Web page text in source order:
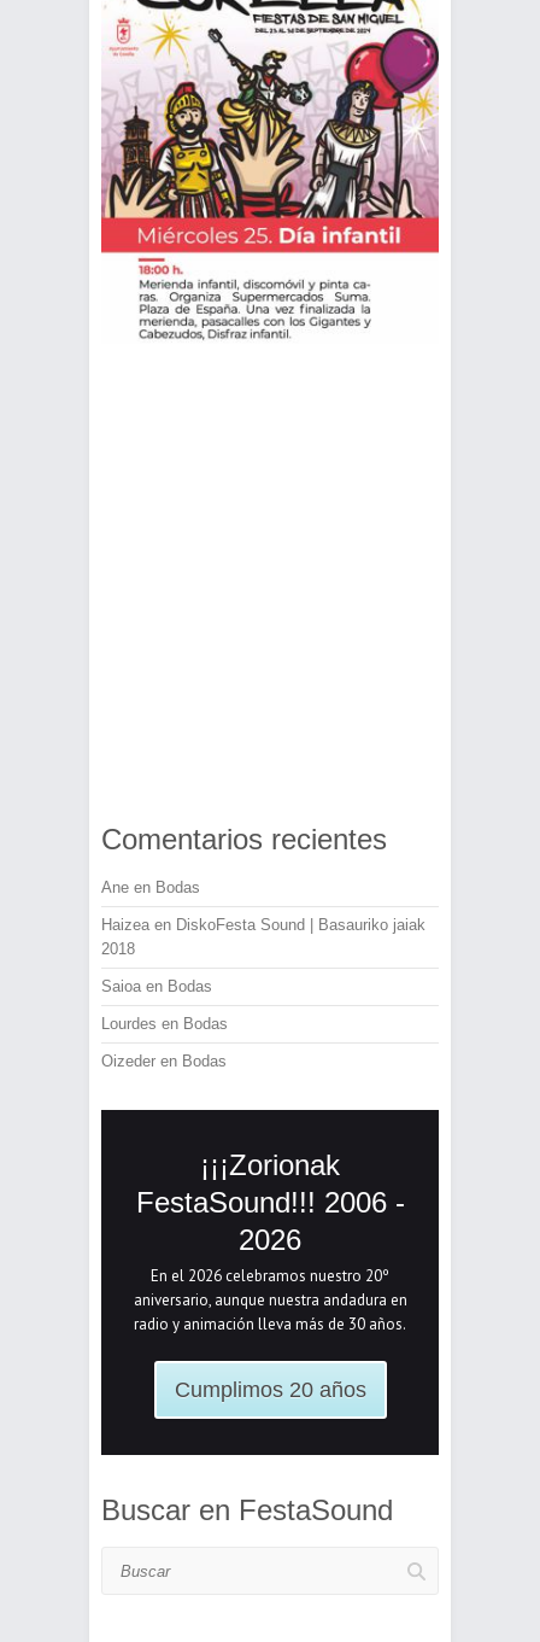
Comentarios recientes
Ane en Bodas
Haizea en DiskoFesta Sound | Basauriko jaiak
2018
Saioa en Bodas
Lourdes en Bodas
Oizeder en Bodas
¡¡¡Zorionak
FestaSound!!! 2006 -
2026
En el 2026 celebramos nuestro 20º
aniversario, aunque nuestra andadura en
radio y animación lleva más de 30 años.
Cumplimos 20 años
Buscar en FestaSound